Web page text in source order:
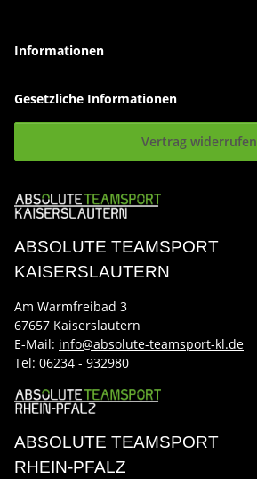
Informationen
Gesetzliche Informationen
Vertrag widerrufen
ABSOLUTE TEAMSPORT
KAISERSLAUTERN
Am Warmfreibad 3
67657 Kaiserslautern
E-Mail: info@absolute-teamsport-kl.de
Tel: 06234 - 932980
ABSOLUTE TEAMSPORT
RHEIN-PFALZ